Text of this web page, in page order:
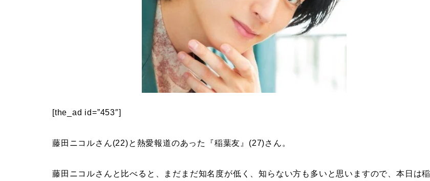
[the_ad id=”453″]
藤田ニコルさん(22)と熱愛報道のあった『稲葉友』(27)さん。
藤田ニコルさんと比べると、まだまだ知名度が低く、知らない方も多いと思いますので、本日は稲